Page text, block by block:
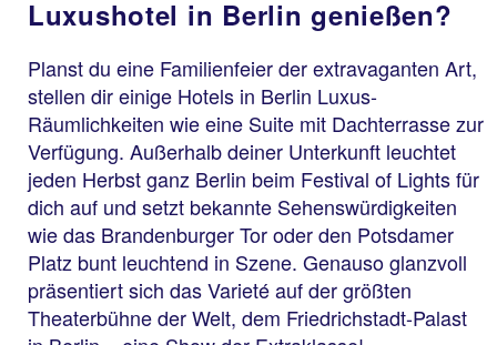
Luxushotel in Berlin genießen?
Planst du eine Familienfeier der extravaganten Art,
stellen dir einige Hotels in Berlin Luxus-
Räumlichkeiten wie eine Suite mit Dachterrasse zur
Verfügung. Außerhalb deiner Unterkunft leuchtet
jeden Herbst ganz Berlin beim Festival of Lights für
dich auf und setzt bekannte Sehenswürdigkeiten
wie das Brandenburger Tor oder den Potsdamer
Platz bunt leuchtend in Szene. Genauso glanzvoll
präsentiert sich das Varieté auf der größten
Theaterbühne der Welt, dem Friedrichstadt-Palast